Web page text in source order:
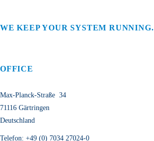
WE KEEP YOUR SYSTEM RUNNING.
OFFICE
Max-Planck-Straße 34
71116 Gärtringen
Deutschland
Telefon: +49 (0) 7034 27024-0